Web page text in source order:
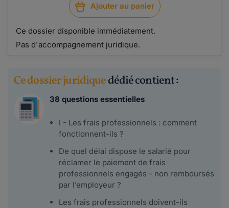
Ajouter au panier
Ce dossier disponible immédiatement.
Pas d'accompagnement juridique.
Ce dossier juridiquedédié contient :
38 questions essentielles
I - Les frais professionnels : comment
fonctionnent-ils ?
De quel délai dispose le salarié pour
réclamer le paiement de frais
professionnels engagés - non remboursés
par l’employeur ?
Les frais professionnels doivent-ils